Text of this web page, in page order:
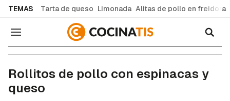
TEMAS Tarta de queso Limonada Alitas de pollo en freidora
Navegación
Rollitos de pollo con espinacas y
queso